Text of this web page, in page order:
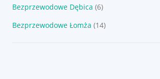
Bezprzewodowe Dębica (6)
Bezprzewodowe Łomża (14)